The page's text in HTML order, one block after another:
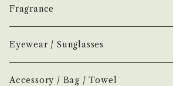
香水
お香
Earl of East
Air Freshener
Home Mist
Melt
DIVE
NEW.eyewear
Vintage
Fragrance
Accessory
Fragrance
Perfume
Incense
Eyewear / Sunglasses
Color Lens
Accessory / Bag / Towel